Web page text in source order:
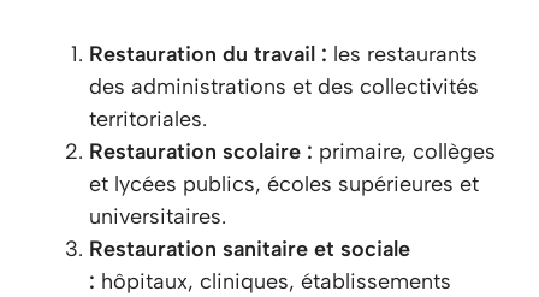
Restauration du travail : les restaurants
des administrations et des collectivités
territoriales.
Restauration scolaire : primaire, collèges
et lycées publics, écoles supérieures et
universitaires.
Restauration sanitaire et sociale
: hôpitaux, cliniques, établissements